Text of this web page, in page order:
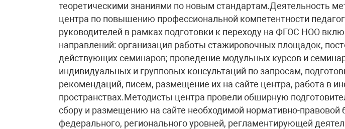
теоретическими знаниями по новым стандартам.Деятельность
центра по повышению профессиональной компетентности
руководителей в рамках подготовки к переходу на ФГОС НОО
направлений: организация работы стажировочных площадок,
действующих семинаров; проведение модульных курсов и
индивидуальных и групповых консультаций по запросам,
рекомендаций, писем, размещение их на сайте центра, работа в
пространствах.Методисты центра провели обширную
сбору и размещению на сайте необходимой нормативно-правовой
федерального, регионального уровней, регламентирующей